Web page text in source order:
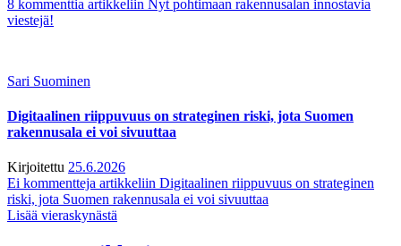
8 kommenttia artikkeliin Nyt pohtimaan rakennusalan innostavia
viestejä!
Sari Suominen
Digitaalinen riippuvuus on strateginen riski, jota Suomen
rakennusala ei voi sivuuttaa
Kirjoitettu 25.6.2026
Ei kommentteja artikkeliin Digitaalinen riippuvuus on strateginen
riski, jota Suomen rakennusala ei voi sivuuttaa
Lisää vieraskynästä